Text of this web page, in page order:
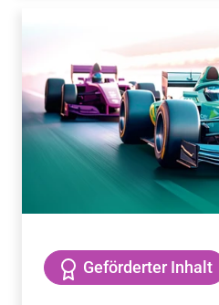
Geförderter Inhalt